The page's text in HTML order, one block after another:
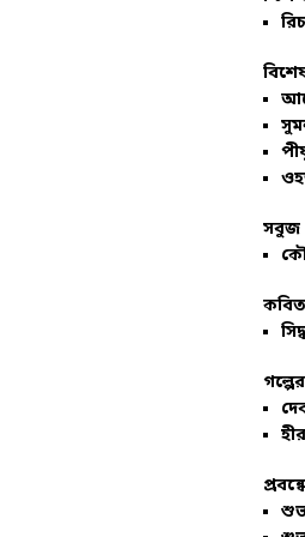
সবুজ